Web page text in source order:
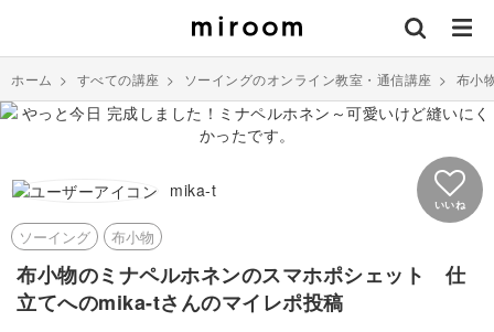
ホーム > すべての講座 > ソーイングのオンライン教室・通信講座 > 布小
mika-t
いいね
ソーイング 布小物
布小物のミナペルホネンのスマホポシェット 仕
立てへのmika-tさんのマイレポ投稿